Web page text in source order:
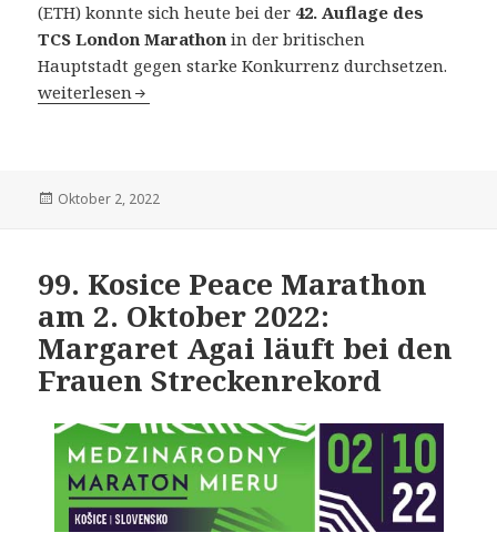
(ETH) konnte sich heute bei der 42. Auflage des
TCS London Marathon in der britischen
Hauptstadt gegen starke Konkurrenz durchsetzen.
42. TCS London Marathon am 2. Oktober 2022: Amos
weiterlesen
Veröffentlicht
Oktober 2, 2022
99. Kosice Peace Marathon
am 2. Oktober 2022:
Margaret Agai läuft bei den
Frauen Streckenrekord